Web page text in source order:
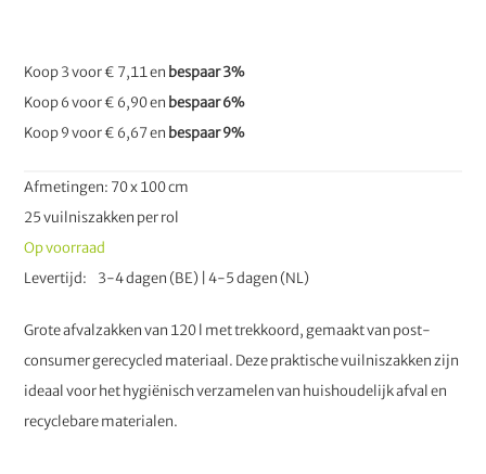
Grote afvalzakken van 120 l met trekkoord, gemaakt van post-
consumer gerecycled materiaal. Deze praktische vuilniszakken zijn
ideaal voor het hygiënisch verzamelen van huishoudelijk afval en
recyclebare materialen.
Afmetingen: 70 x 100 cm
25 vuilniszakken per rol
Op voorraad
Levertijd
3-4 dagen (BE) | 4-5 dagen (NL)
Koop 3 voor€ 7,11en bespaar3%
Koop 6 voor€ 6,90en bespaar6%
Koop 9 voor€ 6,67en bespaar9%